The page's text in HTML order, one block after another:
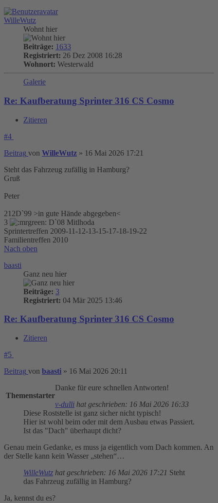
WilleWutz
Wohnt hier
Beiträge: 1633
Registriert: 26 Dez 2008 16:28
Wohnort: Westerwald
Galerie
Re: Kaufberatung Sprinter 316 CS Cosmo
Zitieren
#4
Beitrag von WilleWutz » 16 Mai 2026 17:21
Steht das Fahrzeug zufällig in Hamburg?
Gruß
Peter
212D`99 >in gute Hände abgegeben<
3
D`08 Mitlhoda
Sprintertreffen 2009-11-12-13-15-17-18-19-22
Familientreffen 2010
Nach oben
baasti
Ganz neu hier
Beiträge: 3
Registriert: 04 Mär 2025 13:46
Re: Kaufberatung Sprinter 316 CS Cosmo
Zitieren
#5
Beitrag von baasti » 16 Mai 2026 20:11
Themenstarter
Danke für eure schnellen Antworten!
v-dulli hat geschrieben: 16 Mai 2026 16:33
Diese Roststelle ist ganz sicher nicht typisch!
Hier ist wohl beim oder mit dem Ausbau etwas Passiert.
Ist das "Dach" überhaupt dicht?
Genau mein Gedanke, es muss ja eigentlich vom Dach kommen. An
der Stelle kann kein Wasser „stehen“…
WilleWutz hat geschrieben: 16 Mai 2026 17:21 Steht
das Fahrzeug zufällig in Hamburg?
Ja, kennst du es?